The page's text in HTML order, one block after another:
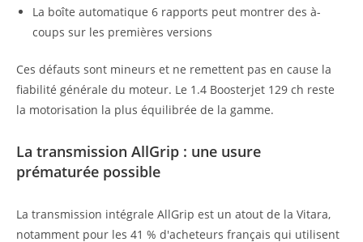
La boîte automatique 6 rapports peut montrer des à-
coups sur les premières versions
Ces défauts sont mineurs et ne remettent pas en cause la
fiabilité générale du moteur. Le 1.4 Boosterjet 129 ch reste
la motorisation la plus équilibrée de la gamme.
La transmission AllGrip : une usure
prématurée possible
La transmission intégrale AllGrip est un atout de la Vitara,
notamment pour les 41 % d'acheteurs français qui utilisent